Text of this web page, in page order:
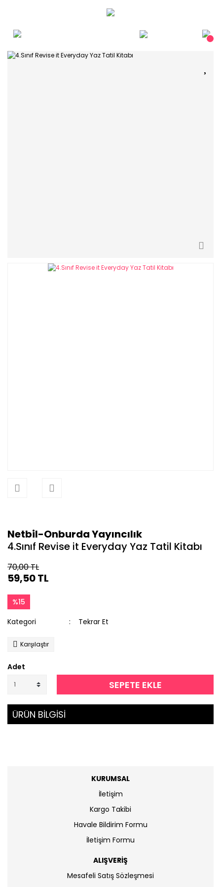
Netbil-Onburda Yayıncılık
4.Sınıf Revise it Everyday Yaz Tatil Kitabı
70,00 TL
59,50 TL
%15
Kategori Tekrar Et
Karşılaştır
Adet
SEPETE EKLE
ÜRÜN BİLGİSİ
KURUMSAL
İletişim
Kargo Takibi
Havale Bildirim Formu
İletişim Formu
ALIŞVERİŞ
Mesafeli Satış Sözleşmesi